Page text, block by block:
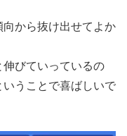
から抜け出せてよか
伸びていっているの
うことで喜ばしいで